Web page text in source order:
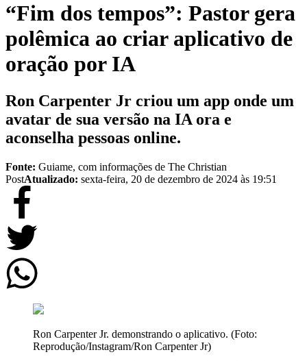
“Fim dos tempos”: Pastor gera
polêmica ao criar aplicativo de
oração por IA
Ron Carpenter Jr criou um app onde um
avatar de sua versão na IA ora e
aconselha pessoas online.
Fonte: Guiame, com informações de The Christian
PostAtualizado: sexta-feira, 20 de dezembro de 2024 às 19:51
Ron Carpenter Jr. demonstrando o aplicativo. (Foto:
Reprodução/Instagram/Ron Carpenter Jr)